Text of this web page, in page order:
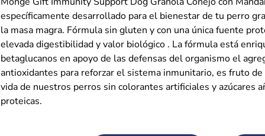
específicamente desarrollado para el bienestar de tu perro
la masa magra. Fórmula sin gluten y con una única fuente
elevada digestibilidad y valor biológico . La fórmula está
betaglucanos en apoyo de las defensas del organismo el
antioxidantes para reforzar el sistema inmunitario, es fruto
vida de nuestros perros sin colorantes artificiales y azúcares
proteicas.